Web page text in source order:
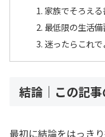
家族でそろえる
最低限の生活備
迷ったらこれで
結論｜この記
最初に結論をはっきり